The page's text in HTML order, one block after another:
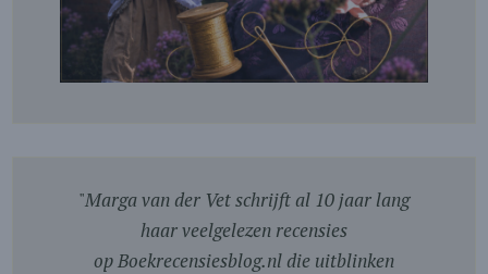
"Marga van der Vet schrijft al 10 jaar lang
haar veelgelezen recensies
op Boekrecensiesblog.nl die uitblinken